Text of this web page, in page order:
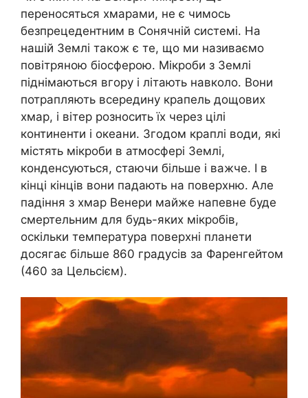
переносяться хмарами, не є чимось
безпрецедентним в Сонячній системі. На
нашій Землі також є те, що ми називаємо
повітряною біосферою. Мікроби з Землі
піднімаються вгору і літають навколо. Вони
потрапляють всередину крапель дощових
хмар, і вітер розносить їх через цілі
континенти і океани. Згодом краплі води, які
містять мікроби в атмосфері Землі,
конденсуються, стаючи більше і важче. І в
кінці кінців вони падають на поверхню. Але
падіння з хмар Венери майже напевне буде
смертельним для будь-яких мікробів,
оскільки температура поверхні планети
досягає більше 860 градусів за Фаренгейтом
(460 за Цельсієм).